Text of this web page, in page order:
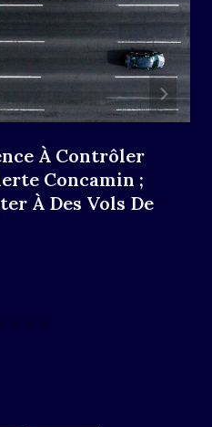
À Contrôler
Concamin ;
À Des Vols De